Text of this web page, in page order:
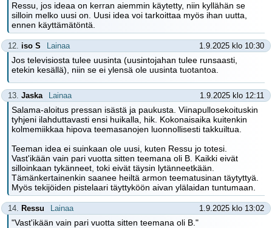
Ressu, jos ideaa on kerran aiemmin käytetty, niin kyllähän se
silloin melko uusi on. Uusi idea voi tarkoittaa myös ihan uutta,
ennen käyttämätöntä.
12. iso S Lainaa 1.9.2025 klo 10:30
Jos televisiosta tulee uusinta (uusintojahan tulee runsaasti,
etekin kesällä), niin se ei ylensä ole uusinta tuotantoa.
13. Jaska Lainaa 1.9.2025 klo 12:11
Salama-aloitus pressan isästä ja paukusta. Viinapullosekoituskin
tyhjeni ilahduttavasti ensi huikalla, hik. Kokonaisaika kuitenkin
kolmemiikkaa hipova teemasanojen luonnollisesti takkuiltua.
Teeman idea ei suinkaan ole uusi, kuten Ressu jo totesi.
Vast'ikään vain pari vuotta sitten teemana oli B. Kaikki eivät
silloinkaan tykänneet, toki eivät täysin lytänneetkään.
Tämänkertainenkin saanee heiltä armon teematusinan täytyttyä.
Myös tekijöiden pistelaari täyttyköön aivan ylälaidan tuntumaan.
14. Ressu Lainaa 1.9.2025 klo 13:02
"Vast'ikään vain pari vuotta sitten teemana oli B."